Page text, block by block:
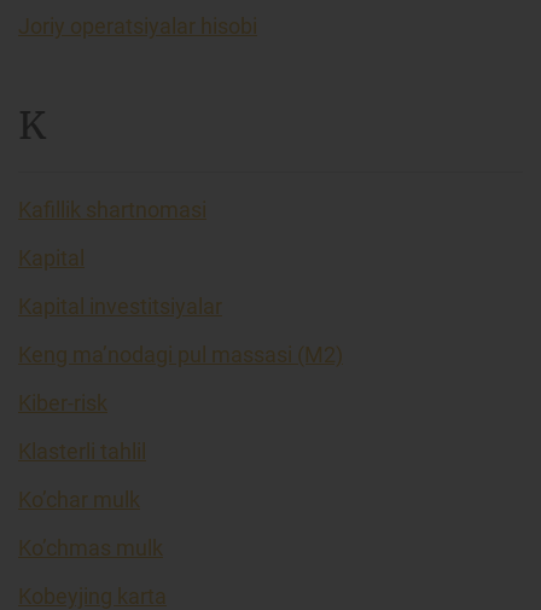
Joriy operatsiyalar hisobi
K
Kafillik shartnomasi
Kapital
Kapital investitsiyalar
Keng ma’nodagi pul massasi (M2)
Kiber-risk
Klasterli tahlil
Ko’char mulk
Ko’chmas mulk
Kobeyjing karta